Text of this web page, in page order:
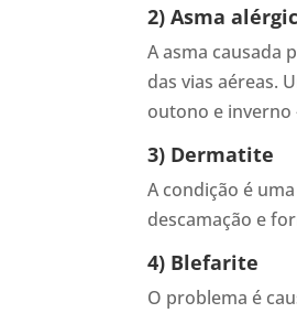
2) Asma
A asma causada
das vias aéreas.
outono e inverno
3) Dermatite
A condição é
descamação e
4) Blefarite
O problema é